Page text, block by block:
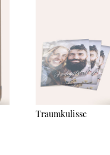
Traumkulisse